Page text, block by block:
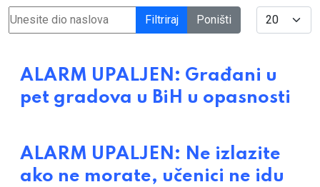
Unesite dio naslova Filtriraj Poništi Display #
ALARM UPALJEN: Građani u
pet gradova u BiH u opasnosti
ALARM UPALJEN: Ne izlazite
ako ne morate, učenici ne idu